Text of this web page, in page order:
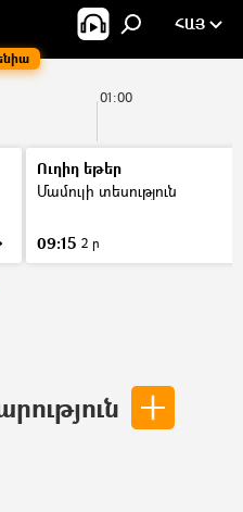
ՀԱՅ
01:00
Ուղիղ եթեր
Մամուլի տեսություն
09:15 2 ր